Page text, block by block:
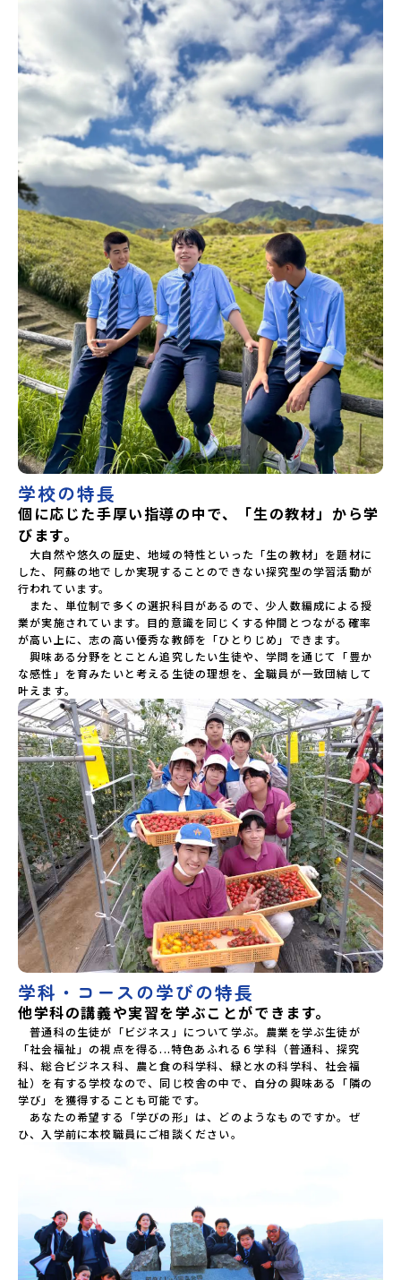
学校の特長
個に応じた手厚い指導の中で、「生の教材」から学
びます。
大自然や悠久の歴史、地域の特性といった「生の教材」を題材に
した、阿蘇の地でしか実現することのできない探究型の学習活動が
行われています。
また、単位制で多くの選択科目があるので、少人数編成による授
業が実施されています。目的意識を同じくする仲間とつながる確率
が高い上に、志の高い優秀な教師を「ひとりじめ」できます。
興味ある分野をとことん追究したい生徒や、学問を通じて「豊か
な感性」を育みたいと考える生徒の理想を、全職員が一致団結して
叶えます。
学科・コースの学びの特長
他学科の講義や実習を学ぶことができます。
普通科の生徒が「ビジネス」について学ぶ。農業を学ぶ生徒が
「社会福祉」の視点を得る...特色あふれる６学科（普通科、探究
科、総合ビジネス科、農と食の科学科、緑と水の科学科、社会福
祉）を有する学校なので、同じ校舎の中で、自分の興味ある「隣の
学び」を獲得することも可能です。
あなたの希望する「学びの形」は、どのようなものですか。ぜ
ひ、入学前に本校職員にご相談ください。